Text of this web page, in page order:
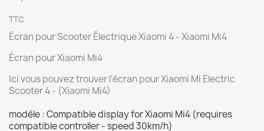
TTC
Écran pour Scooter Électrique Xiaomi 4 - Xiaomi Mi4
Écran pour Xiaomi Mi4
Ici vous pouvez trouver l'écran pour Xiaomi Mi Electric
Scooter 4 - (Xiaomi Mi4)
modèle : Compatible display for Xiaomi Mi4 (requires
compatible controller - speed 30km/h)